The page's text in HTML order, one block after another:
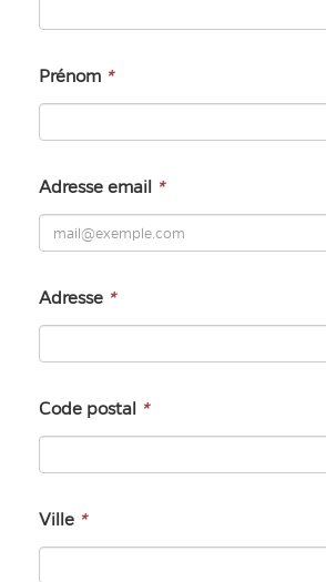
Prénom *
Adresse email *
Adresse *
Code postal *
Ville *